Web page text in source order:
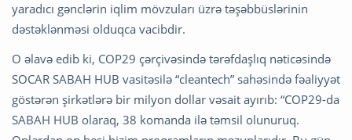
yaradıcı gənclərin iqlim mövzuları üzrə təşəbbüslərinin
dəstəklənməsi olduqca vacibdir.
O əlavə edib ki, COP29 çərçivəsində tərəfdaşlıq nəticəsində
SOCAR SABAH HUB vasitəsilə “cleantech” sahəsində fəaliyyət
göstərən şirkətlərə bir milyon dollar vəsait ayırıb: “COP29-da
SABAH HUB olaraq, 38 komanda ilə təmsil olunuruq.